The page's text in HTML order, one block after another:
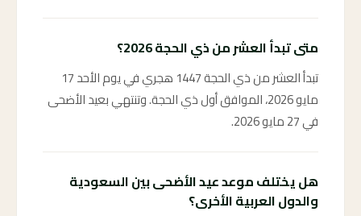
متى تبدأ العشر من ذي الحجة 2026؟
تبدأ العشر من ذي الحجة 1447 هجري في يوم الأحد 17
مايو 2026، الموافق أول ذي الحجة. وتنتهي بعيد الأضحى
في 27 مايو 2026.
هل يختلف موعد عيد الأضحى بين السعودية
والدول العربية الأخرى؟